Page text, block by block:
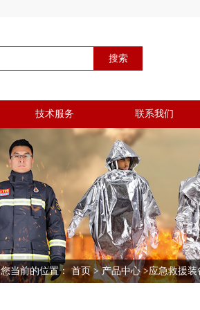
搜索
技术服务 联系我们
您当前的位置：首页>产品中心>应急救援装